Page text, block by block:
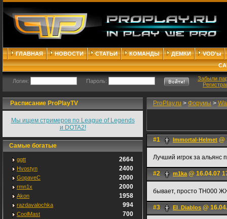
ГЛАВНАЯ НОВОСТИ СТАТЬИ КОМАНДЫ ДЕМКИ
VOD'ы
Логин: Пароль:
Забыли
Расписание ProPlayTV
Мы ищем стримеров по League of Legends
и DOTA2!
Самые богатые
ggtt 2664
Hvostyn 2400
GopaveC 2000
rmn1x 2000
Akon 1958
razdavalochka 994
CoolMast 700
ProPlay.ru > Форумы >
#1 Immortal-Helmet @
Лучший игрок за альянс
#2 m1ka@ 16.04.07
бывает, просто ТН000
#3 El_Diablos @